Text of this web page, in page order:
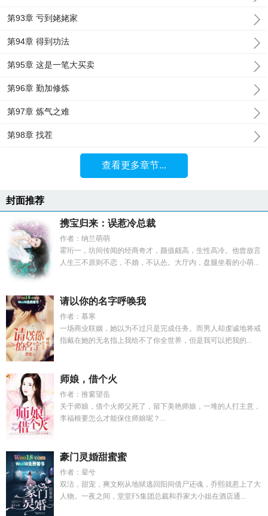
第93章 亏到姥姥家
第94章 得到功法
第95章 这是一笔大买卖
第96章 勤加修炼
第97章 炼气之难
第98章 找茬
查看更多章节...
封面推荐
携宝归来：误惹冷总裁
作者：纳兰萌萌
霍珩一，坊间传闻的经商奇才，颜值颇高，生性高冷。他曾放言
人生三不原则不恋，不婚，不认怂。大厅内，盘腿坐着的小萌...
请以你的名字呼唤我
作者：慕寒
一场商业联姻，她以为不过只是完成任务。而男人却虔诚地将戒
指戴在她的无名指上我给不了你全世界，但是我可以把我的...
师娘，借个火
作者：推窗望岳
关于师娘，借个火师父死了，留下美艳师娘，一堆的人打主意，
李福根要怎么才能保住师娘呢？...
豪门灵婚甜蜜蜜
作者：晕兮
双洁，甜宠，爽文刚从地狱逃回阳间借尸还魂，乔熙就惹上了大
人物。一夜之间，堂堂FS集团总裁和乔家大小姐在酒店通...